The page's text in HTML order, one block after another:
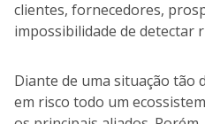
clientes, fornecedores,
impossibilidade de detectar
Diante de uma situação tão
em risco todo um